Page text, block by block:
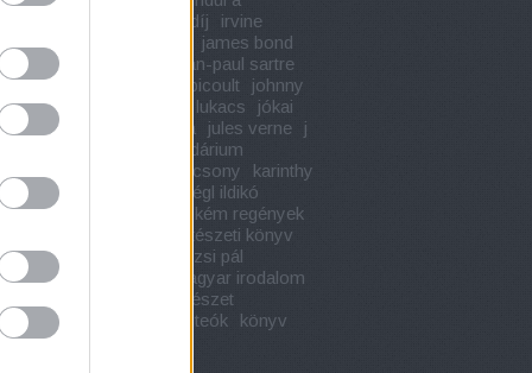
ingyenes szállítási díj
irvine
james bond
jaroslav hasek
jean-paul sartre
jodi picoult
johnny
john edgar hoover john lukacs
jókai
attila juhász gyula jules verne
j
kalendárium
karácsony
karinthy
karl may
kégl ildikó
kégl ildikó életszag
kém regények
kertészeti könyv
kinizsi pál
károly
klasszikus magyar irodalom
költészet
kondor vilmos konteók
könyv